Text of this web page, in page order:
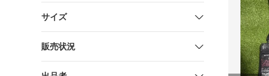
サイズ
販売状況